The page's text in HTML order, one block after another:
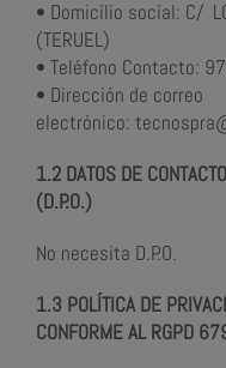
• Domicilio social: C/
(TERUEL)
• Teléfono Contacto:
• Dirección de correo
electrónico:
1.2 DATOS DE
(D.P.O.)
No necesita D.P.O.
1.3 POLÍTICA DE
CONFORME AL RGPD